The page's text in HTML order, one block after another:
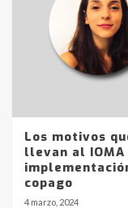
Los motivos
llevan al IOMA
copago
4 marzo, 2024